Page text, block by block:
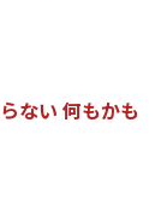
らない 何もかも